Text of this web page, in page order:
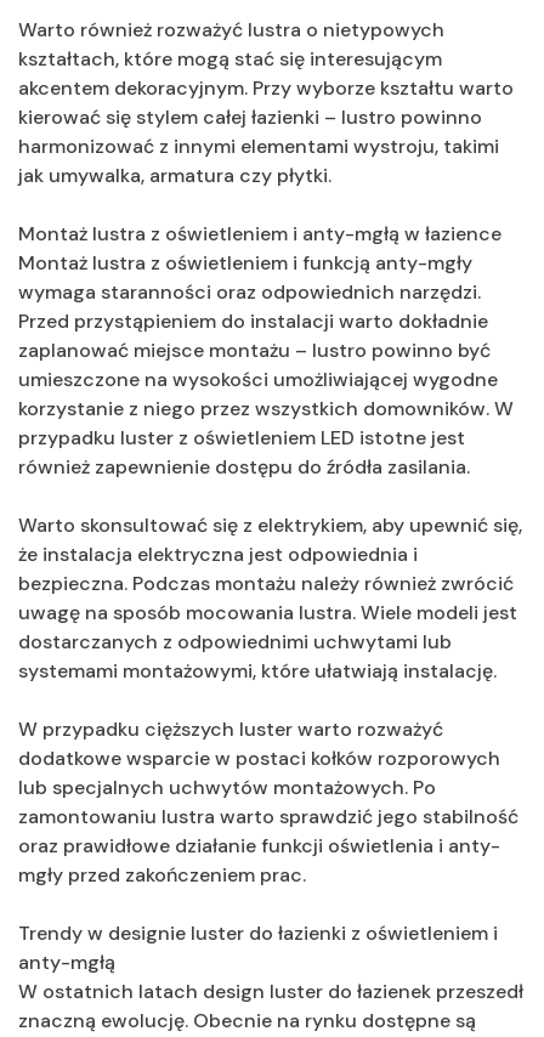
Warto również rozważyć lustra o nietypowych
kształtach, które mogą stać się interesującym
akcentem dekoracyjnym. Przy wyborze kształtu warto
kierować się stylem całej łazienki – lustro powinno
harmonizować z innymi elementami wystroju, takimi
jak umywalka, armatura czy płytki.
Montaż lustra z oświetleniem i anty-mgłą w łazience
Montaż lustra z oświetleniem i funkcją anty-mgły
wymaga staranności oraz odpowiednich narzędzi.
Przed przystąpieniem do instalacji warto dokładnie
zaplanować miejsce montażu – lustro powinno być
umieszczone na wysokości umożliwiającej wygodne
korzystanie z niego przez wszystkich domowników. W
przypadku luster z oświetleniem LED istotne jest
również zapewnienie dostępu do źródła zasilania.
Warto skonsultować się z elektrykiem, aby upewnić się,
że instalacja elektryczna jest odpowiednia i
bezpieczna. Podczas montażu należy również zwrócić
uwagę na sposób mocowania lustra. Wiele modeli jest
dostarczanych z odpowiednimi uchwytami lub
systemami montażowymi, które ułatwiają instalację.
W przypadku cięższych luster warto rozważyć
dodatkowe wsparcie w postaci kołków rozporowych
lub specjalnych uchwytów montażowych. Po
zamontowaniu lustra warto sprawdzić jego stabilność
oraz prawidłowe działanie funkcji oświetlenia i anty-
mgły przed zakończeniem prac.
Trendy w designie luster do łazienki z oświetleniem i
anty-mgłą
W ostatnich latach design luster do łazienek przeszedł
znaczną ewolucję. Obecnie na rynku dostępne są